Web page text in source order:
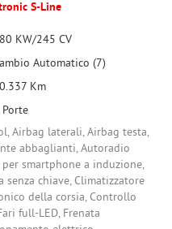
S-Line
KW/245 CV
Automatico (7)
Km
Porte
Airbag laterali, Airbag testa,
abbaglianti, Autoradio
smartphone a induzione,
senza chiave, Climatizzatore
della corsia, Controllo
full-LED, Frenata